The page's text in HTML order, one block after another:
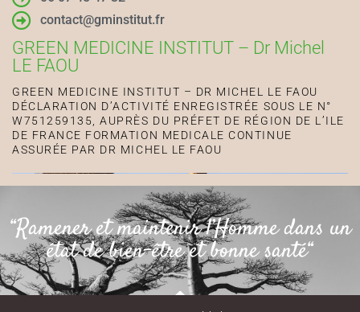
contact@gminstitut.fr
GREEN MEDICINE INSTITUT – Dr Michel
LE FAOU
GREEN MEDICINE INSTITUT – DR MICHEL LE FAOU
DÉCLARATION D’ACTIVITÉ ENREGISTRÉE SOUS LE N°
W751259135, AUPRÈS DU PRÉFET DE RÉGION DE L’ILE
DE FRANCE FORMATION MEDICALE CONTINUE
ASSURÉE PAR DR MICHEL LE FAOU
“Ramener et maintenir l’Homme dans un
état de bien-être et bonne santé“